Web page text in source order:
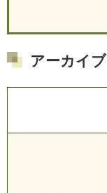
アーカイブ